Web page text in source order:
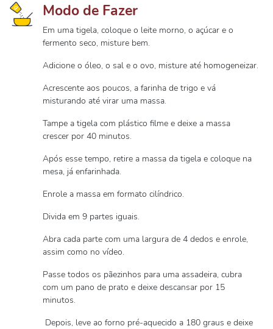
Modo de Fazer
Em uma tigela, coloque o leite morno, o açúcar e o
fermento seco, misture bem.
Adicione o óleo, o sal e o ovo, misture até homogeneizar.
Acrescente aos poucos, a farinha de trigo e vá
misturando até virar uma massa.
Tampe a tigela com plástico filme e deixe a massa
crescer por 40 minutos.
Após esse tempo, retire a massa da tigela e coloque na
mesa, já enfarinhada.
Enrole a massa em formato cilíndrico.
Divida em 9 partes iguais.
Abra cada parte com uma largura de 4 dedos e enrole,
assim como no vídeo.
Passe todos os pãezinhos para uma assadeira, cubra
com um pano de prato e deixe descansar por 15
minutos.
Depois, leve ao forno pré-aquecido a 180 graus e deixe